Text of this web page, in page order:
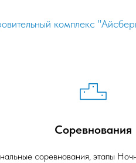
комплекс
Соревнования
соревнования, этапы